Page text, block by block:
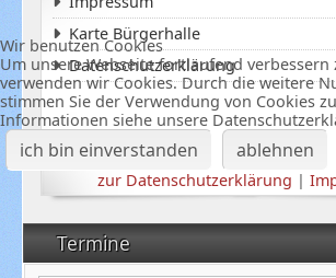
Termine
Karte Bürgerhalle
Datenschutzerklärung
Wir benutzen Cookies
Um unsere Webseite fortlaufend verbessern
verwenden wir Cookies. Durch die weitere
stimmen Sie der Verwendung von Cookies
Informationen siehe unsere
ich bin einverstanden ablehnen
zur Datenschutzerklärung |